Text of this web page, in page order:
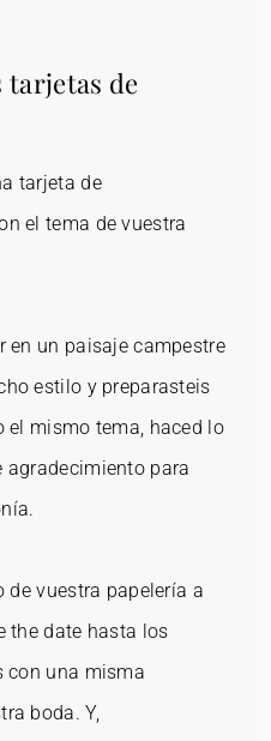
tarjetas de
tarjeta de
el tema de vuestra
en un paisaje campestre
estilo y preparasteis
mismo tema, haced lo
para
de vuestra papelería a
the date hasta los
con una misma
boda. Y,